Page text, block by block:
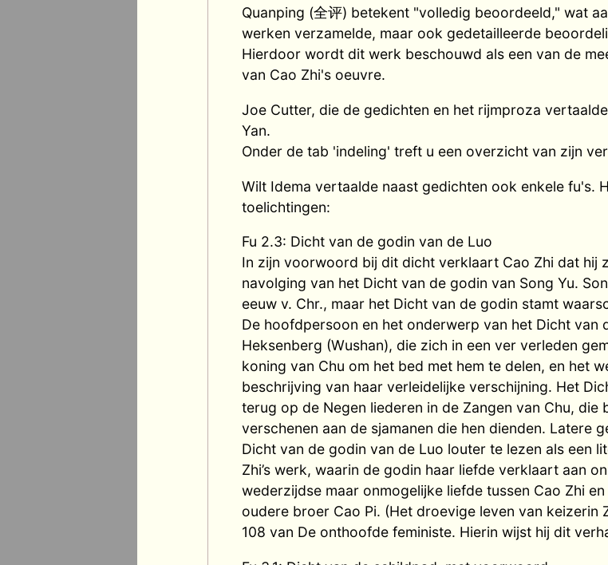
Quanping (全评) betekent "volledig beoordeeld," wat
werken verzamelde, maar ook gedetailleerde
Hierdoor wordt dit werk beschouwd als een van de
van Cao Zhi's oeuvre.
Joe Cutter, die de gedichten en het rijmproza
Yan.
Onder de tab 'indeling' treft u een overzicht van zijn
Wilt Idema vertaalde naast gedichten ook enkele fu's.
toelichtingen:
Fu 2.3: Dicht van de godin van de Luo
In zijn voorwoord bij dit dicht verklaart Cao Zhi dat hij
navolging van het Dicht van de godin van Song Yu.
eeuw v. Chr., maar het Dicht van de godin stamt
De hoofdpersoon en het onderwerp van het Dicht van
Heksenberg (Wushan), die zich in een ver verleden
koning van Chu om het bed met hem te delen, en het
beschrijving van haar verleidelijke verschijning. Het
terug op de Negen liederen in de Zangen van Chu, die
verschenen aan de sjamanen die hen dienden. Latere
Dicht van de godin van de Luo louter te lezen als een
Zhi’s werk, waarin de godin haar liefde verklaart aan
wederzijdse maar onmogelijke liefde tussen Cao Zhi
oudere broer Cao Pi. (Het droevige leven van keizerin
108 van De onthoofde feministe. Hierin wijst hij dit